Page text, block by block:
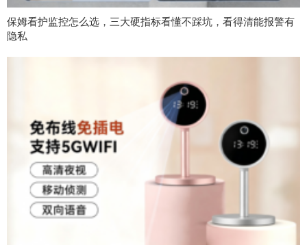
保姆看护监控怎么选，三大硬指标看懂不踩坑，看得清能报警有
隐私